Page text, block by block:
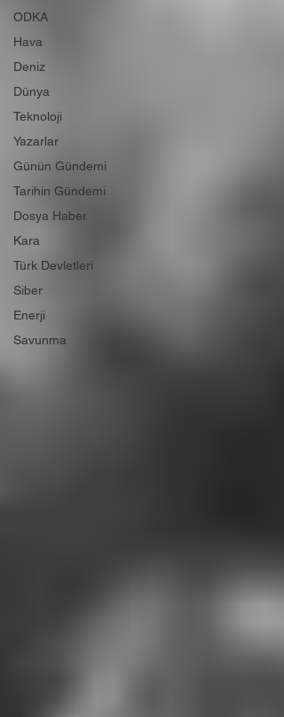
ODKA
Hava
Deniz
Dünya
Teknoloji
Yazarlar
Günün Gündemi
Tarihin Gündemi
Dosya Haber
Kara
Türk Devletleri
Siber
Enerji
Savunma